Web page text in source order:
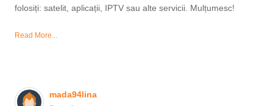
folosiți: satelit, aplicații, IPTV sau alte servicii. Mulțumesc!
Read More...
mada94lina